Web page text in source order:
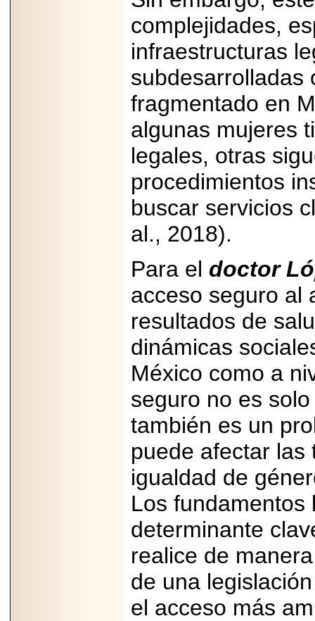
complejidades,
infraestructuras
subdesarrolladas
fragmentado en
algunas mujeres
legales, otras
procedimientos
buscar servicios
al., 2018).
Para el doctor
acceso seguro al
resultados de
dinámicas
México como a
seguro no es
también es un
puede afectar las
igualdad de
Los fundamentos
determinante
realice de
de una
el acceso más